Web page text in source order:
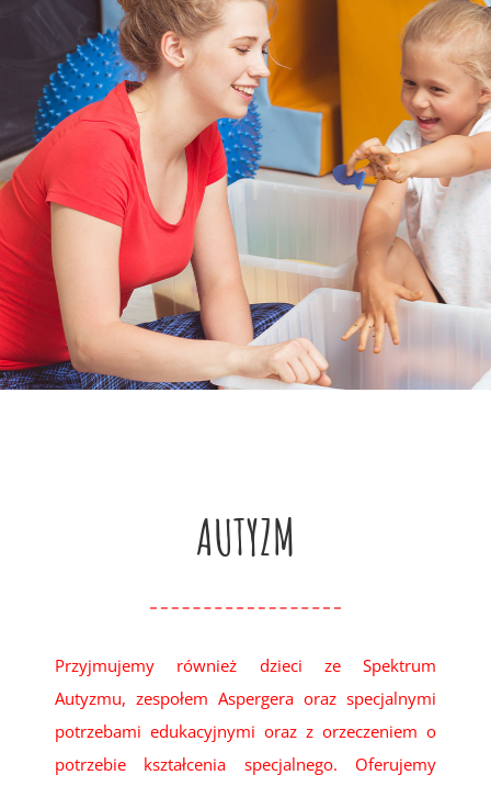
O nas
Oferta
Kadra
Dla rodziców – przedszkole
Cennik
Kontakt
Placówki
AUTYZM
Przyjmujemy również dzieci ze Spektrum
Autyzmu, zespołem Aspergera oraz specjalnymi
potrzebami edukacyjnymi oraz z orzeczeniem o
potrzebie kształcenia specjalnego. Oferujemy